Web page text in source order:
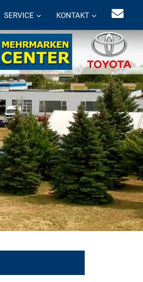
SERVICE KONTAKT